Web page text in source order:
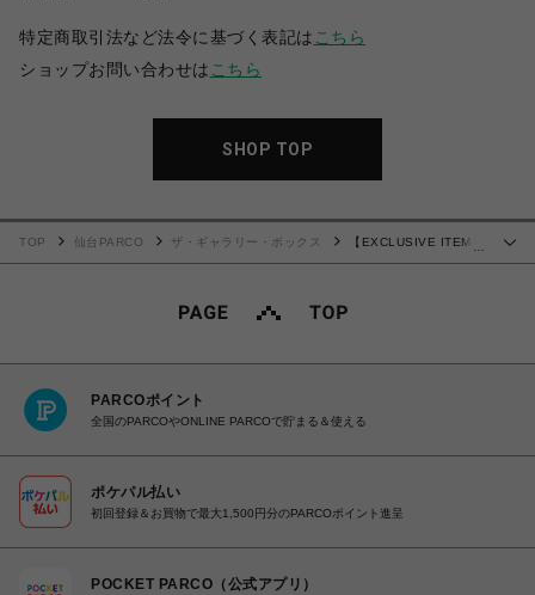
特定商取引法など法令に基づく表記は こちら
ショップお問い合わせは こちら
SHOP TOP
TOP 仙台PARCO ザ・ギャラリー・ボックス
【EXCLUSIVE ITEM】
PARCOポイント
全国のPARCOやONLINE PARCOで貯まる＆使える
ポケパル払い
初回登録＆お買物で最大1,500円分のPARCOポイント進呈
POCKET PARCO（公式アプリ）